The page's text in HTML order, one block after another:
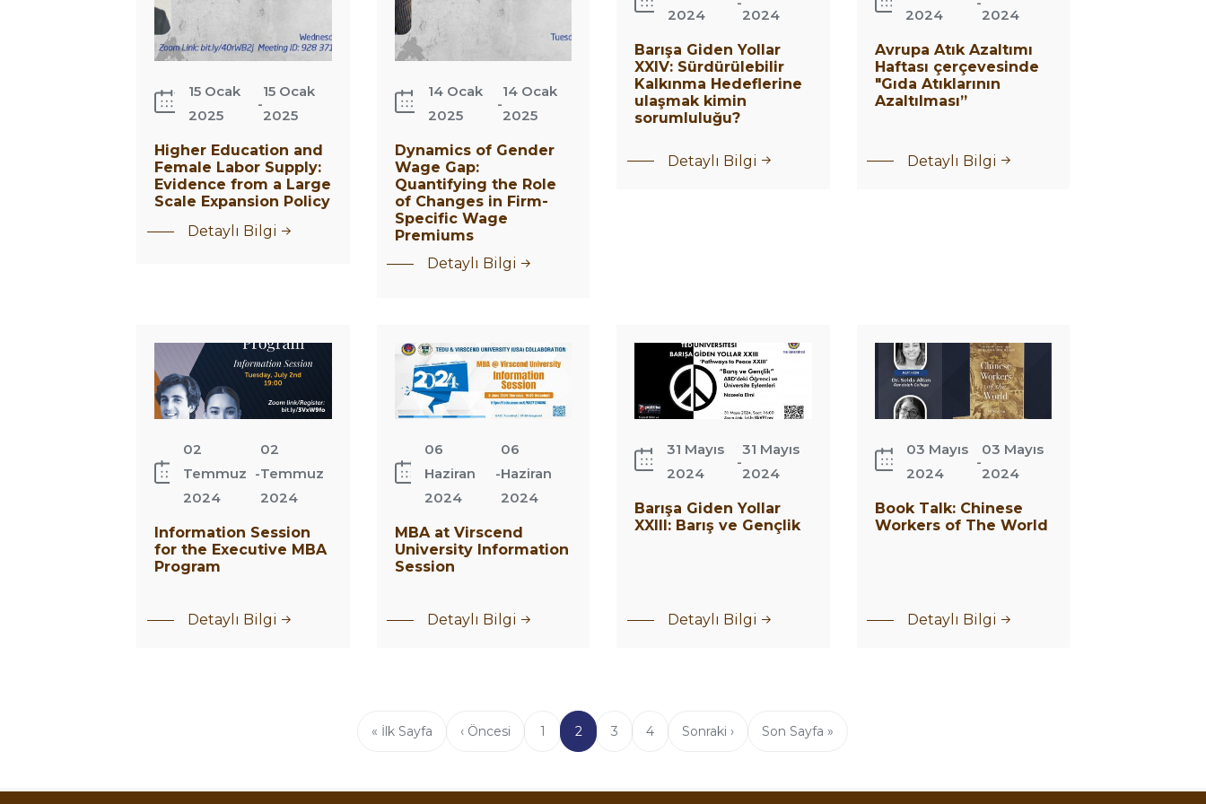
Policy
15 Ocak
2025
-
15 Ocak
2025
Higher Education and
Female Labor Supply:
Evidence from a Large
Scale Expansion Policy
Detaylı Bilgi
14 Ocak
2025
-
14 Ocak
2025
Dynamics of Gender
Wage Gap:
Quantifying the Role
of Changes in Firm-
Specific Wage
Premiums
Detaylı Bilgi
2024
2024
Barışa Giden Yollar
XXIV: Sürdürülebilir
Kalkınma Hedeflerine
ulaşmak kimin
sorumluluğu?
Detaylı Bilgi
2024
2024
Avrupa Atık Azaltımı
Haftası çerçevesinde
"Gıda Atıklarının
Azaltılması”
Detaylı Bilgi
Executive
MBA
Program
02
Temmuz
2024
-
02
Temmuz
2024
Information Session
for the Executive MBA
Program
Detaylı Bilgi
University
Information
Session
06
Haziran
2024
-
06
Haziran
2024
MBA at Virscend
University Information
Session
Detaylı Bilgi
XXIII:
Gençlik
31 Mayıs
2024
-
31 Mayıs
2024
Barışa Giden Yollar
XXIII: Barış ve Gençlik
Detaylı Bilgi
Workers
of The
World
03 Mayıs
2024
-
03 Mayıs
2024
Book Talk: Chinese
Workers of The World
Detaylı Bilgi
İlk
« İlk Sayfa
Önceki
‹ Öncesi Page
1
Şu
an
sayfa
2 Page
3 Page
4
Sonraki
Sonraki ›
Son
Son Sayfa »